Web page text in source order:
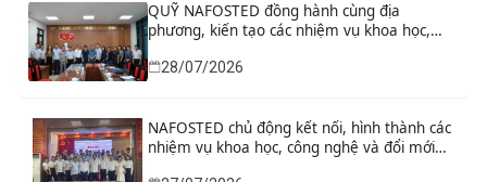
QUỸ NAFOSTED đồng hành cùng địa
phương, kiến tạo các nhiệm vụ khoa học,
phát triển thực tiễn
28/07/2026
NAFOSTED chủ động kết nối, hình thành các
nhiệm vụ khoa học, công nghệ và đổi mới